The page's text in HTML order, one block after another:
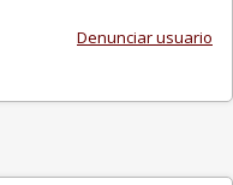
Denunciar usuario